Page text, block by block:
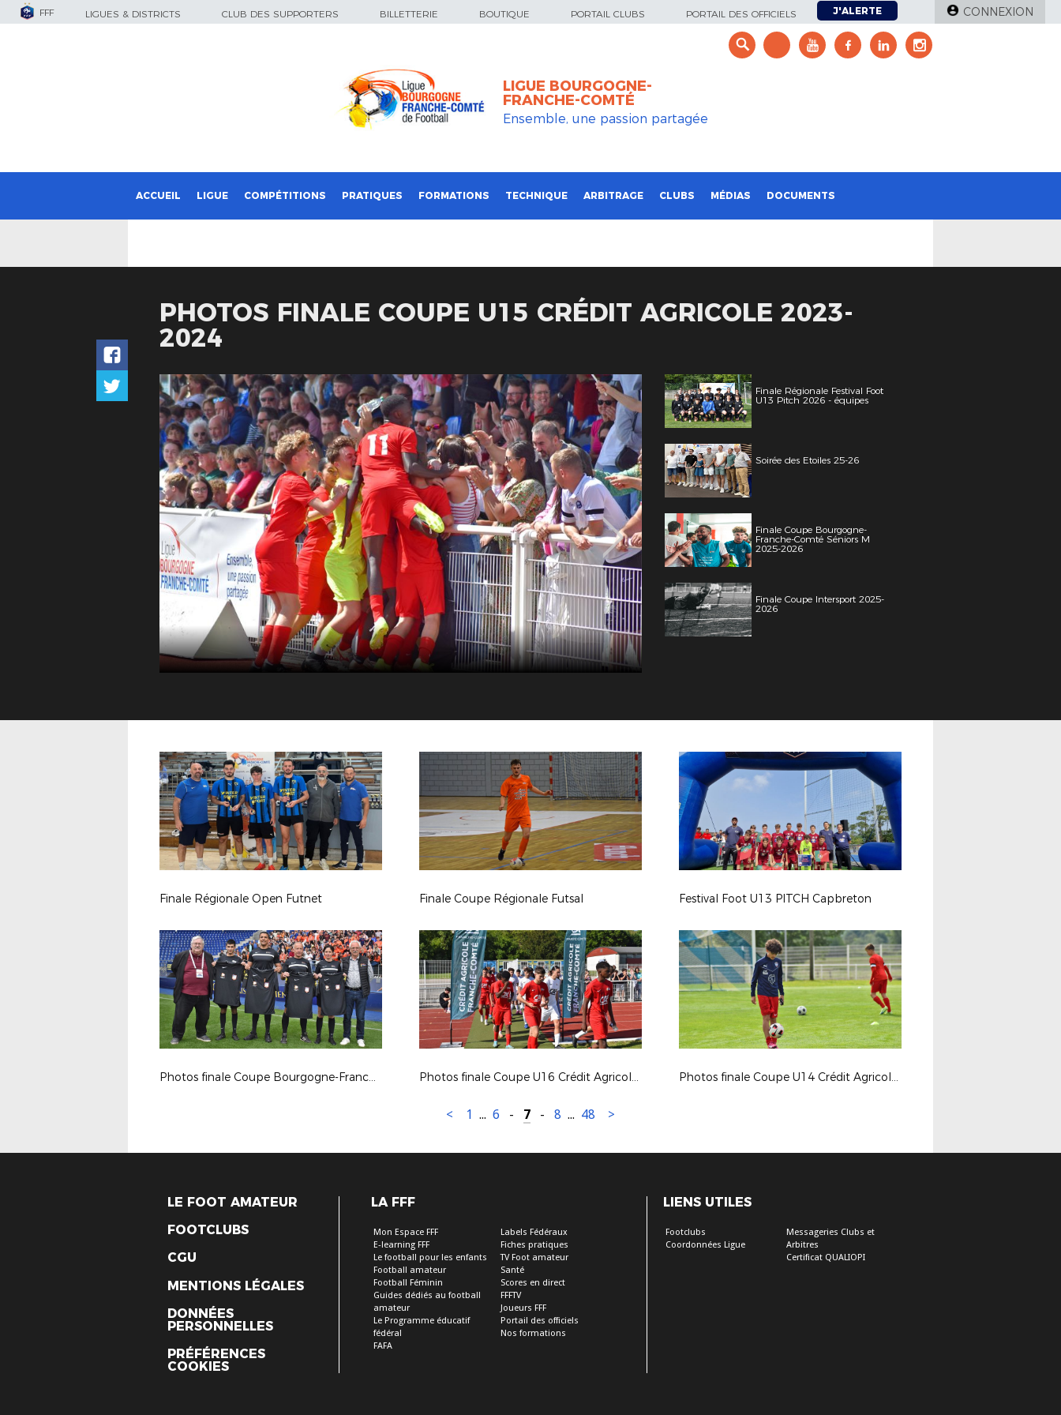
FFF LIGUES & DISTRICTS CLUB DES SUPPORTERS BILLETTERIE BOUTIQUE PORTAIL CLUBS PORTAIL DES OFFICIELS J'ALERTE CONNEXION
LIGUE BOURGOGNE-
FRANCHE-COMTÉ
Ensemble, une passion partagée
ACCUEIL LIGUE COMPÉTITIONS PRATIQUES FORMATIONS TECHNIQUE ARBITRAGE CLUBS MÉDIAS DOCUMENTS
PHOTOS FINALE COUPE U15 CRÉDIT AGRICOLE 2023-
2024
Finale Régionale Festival Foot
U13 Pitch 2026 - équipes
Soirée des Etoiles 25-26
Finale Coupe Bourgogne-
Franche-Comté Séniors M
2025-2026
Finale Coupe Intersport 2025-
2026
Finale Régionale Open Futnet Finale Coupe Régionale Futsal Festival Foot U13 PITCH Capbreton
Photos finale Coupe Bourgogne-Franche-Comté séniors masculins 2023-2024 Photos finale Coupe U16 Crédit Agricole 2023-2024 Photos finale Coupe U14 Crédit Agricole 2023-2024
< 1 ... 6 - 7 - 8 ... 48 >
LE FOOT AMATEUR
FOOTCLUBS
CGU
MENTIONS LÉGALES
DONNÉES
PERSONNELLES
PRÉFÉRENCES
COOKIES
LA FFF
Mon Espace FFF
E-learning FFF
Le football pour les enfants
Football amateur
Football Féminin
Guides dédiés au football
amateur
Le Programme éducatif
fédéral
FAFA
Labels Fédéraux
Fiches pratiques
TV Foot amateur
Santé
Scores en direct
FFFTV
Joueurs FFF
Portail des officiels
Nos formations
LIENS UTILES
Footclubs
Coordonnées Ligue
Messageries Clubs et
Arbitres
Certificat QUALIOPI